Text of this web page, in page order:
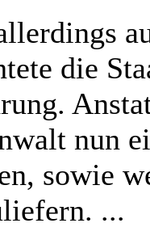
die
nun
sowie
...